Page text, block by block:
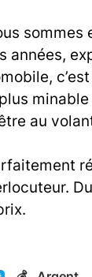
sommes
années,
au